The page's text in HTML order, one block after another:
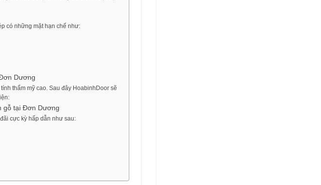
có những mặt hạn chế như:
Dương
thẩm mỹ cao. Sau đây HoabinhDoor sẽ
gỗ tại Đơn Dương
cực kỳ hấp dẫn như sau: